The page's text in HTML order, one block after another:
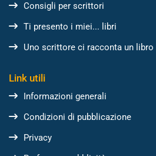
Consigli per scrittori
Ti presento i miei... libri
Uno scrittore ci racconta un libro
Link utili
Informazioni generali
Condizioni di pubblicazione
Privacy